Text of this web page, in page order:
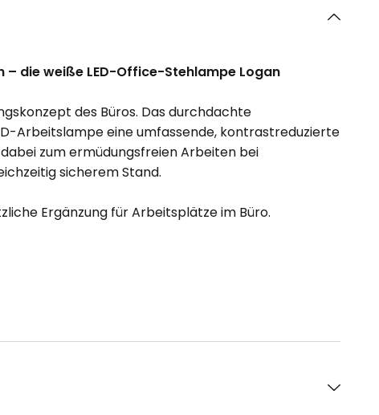
die weiße LED-Office-Stehlampe Logan
des Büros. Das durchdachte
Arbeitslampe eine umfassende, kontrastreduzierte
zum ermüdungsfreien Arbeiten bei
sicherem Stand.
Ergänzung für Arbeitsplätze im Büro.